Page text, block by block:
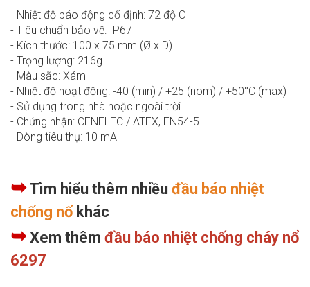
- Nhiệt độ báo động cố định: 72 độ C
- Tiêu chuẩn bảo vệ: IP67
- Kích thước: 100 x 75 mm (Ø x D)
- Trọng lượng: 216g
- Màu sắc: Xám
- Nhiệt độ hoạt động: -40 (min) / +25 (nom) / +50°C (max)
- Sử dụng trong nhà hoặc ngoài trời
- Chứng nhận: CENELEC / ATEX, EN54-5
- Dòng tiêu thụ: 10 mA
➥Tìm hiểu thêm nhiều đầu báo nhiệt
chống nổ khác
➥Xem thêm đầu báo nhiệt chống cháy nổ
6297